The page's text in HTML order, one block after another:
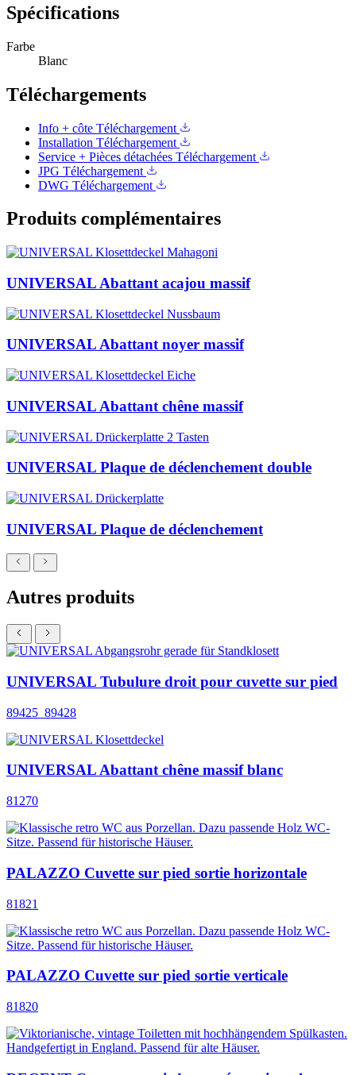
Spécifications
Farbe
Blanc
Téléchargements
Info + côte Téléchargement
Installation Téléchargement
Service + Pièces détachées Téléchargement
JPG Téléchargement
DWG Téléchargement
Produits complémentaires
UNIVERSAL Abattant acajou massif
UNIVERSAL Abattant noyer massif
UNIVERSAL Abattant chêne massif
UNIVERSAL Plaque de déclenchement double
UNIVERSAL Plaque de déclenchement
Autres produits
UNIVERSAL Tubulure droit pour cuvette sur pied
89425_89428
UNIVERSAL Abattant chêne massif blanc
81270
PALAZZO Cuvette sur pied sortie horizontale
81821
PALAZZO Cuvette sur pied sortie verticale
81820